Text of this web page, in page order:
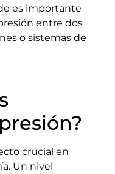
es importante
entre dos
o sistemas de
crucial en
Un nivel